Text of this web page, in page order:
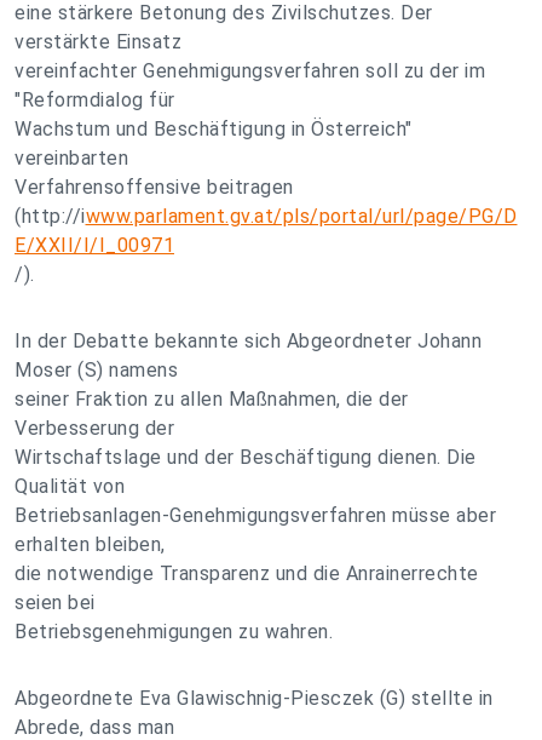
eine stärkere Betonung des Zivilschutzes. Der
verstärkte Einsatz
vereinfachter Genehmigungsverfahren soll zu der im
"Reformdialog für
Wachstum und Beschäftigung in Österreich"
vereinbarten
Verfahrensoffensive beitragen
(http://iwww.parlament.gv.at/pls/portal/url/page/PG/D
E/XXII/I/I_00971
/).
In der Debatte bekannte sich Abgeordneter Johann
Moser (S) namens
seiner Fraktion zu allen Maßnahmen, die der
Verbesserung der
Wirtschaftslage und der Beschäftigung dienen. Die
Qualität von
Betriebsanlagen-Genehmigungsverfahren müsse aber
erhalten bleiben,
die notwendige Transparenz und die Anrainerrechte
seien bei
Betriebsgenehmigungen zu wahren.
Abgeordnete Eva Glawischnig-Piesczek (G) stellte in
Abrede, dass man